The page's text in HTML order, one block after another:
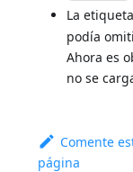
La
podía
Ahora es
no se
Comente
página